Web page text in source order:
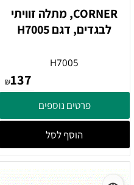
CORNER, מתלה זוויתי
לבגדים, דגם H7005
H7005
₪137
פרטים נוספים
הוסף לסל